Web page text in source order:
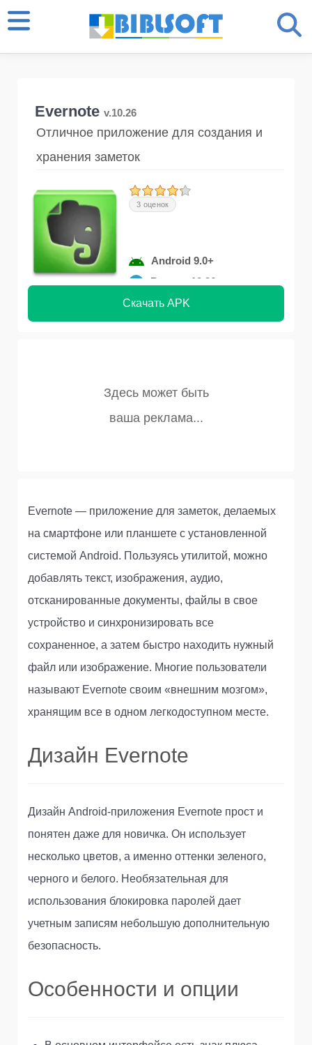
Evernote v.10.26
Отличное приложение для создания и
хранения заметок
3 оценок
Android 9.0+
Версия 10.26
Скачать APK
Evernote — приложение для заметок, делаемых
на смартфоне или планшете с установленной
системой Android. Пользуясь утилитой, можно
добавлять текст, изображения, аудио,
отсканированные документы, файлы в свое
устройство и синхронизировать все
сохраненное, а затем быстро находить нужный
файл или изображение. Многие пользователи
называют Evernote своим «внешним мозгом»,
хранящим все в одном легкодоступном месте.
Дизайн Evernote
Дизайн Android-приложения Evernote прост и
понятен даже для новичка. Он использует
несколько цветов, а именно оттенки зеленого,
черного и белого. Необязательная для
использования блокировка паролей дает
учетным записям небольшую дополнительную
безопасность.
Особенности и опции